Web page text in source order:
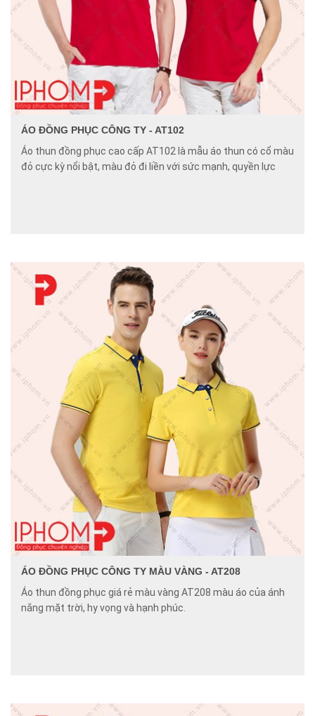
ÁO ĐỒNG PHỤC CÔNG TY - AT102
Áo thun đồng phục cao cấp AT102 là mẫu áo thun có cổ màu
đỏ cực kỳ nổi bật, màu đỏ đi liền với sức mạnh, quyền lực
ÁO ĐỒNG PHỤC CÔNG TY MÀU VÀNG - AT208
Áo thun đồng phục giá rẻ màu vàng AT208 màu áo của ánh
nắng mặt trời, hy vọng và hạnh phúc.